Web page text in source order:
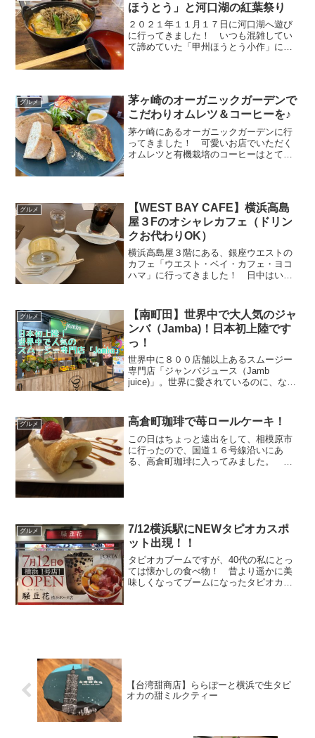
ほうとう」と河口湖の紅葉祭り
２０２１年１１月１７日に河口湖へ遊び
に行ってきました！ いつも混雑してい
て諦めていた「甲州ほうとう小作」に行
グルメ
茅ヶ崎のオーガニックガーデンで
こだわりオムレツ＆コーヒーを♪
茅ケ崎にあるオーガニックガーデンに行
ってきました！ 可愛いお店でいただく
オムレツと有機栽培のコーヒーはとても
グルメ
【WEST BAY CAFE】横浜高島
屋３Fのオシャレカフェ（ドリン
クお代わりOK）
横浜高島屋３階にある、銀座ウエストの
カフェ「ウエスト・ベイ・カフェ・ヨコ
ハマ」に行ってきました！ 日中はいつ
ほど待ちました😅 (adsbygoogle =
window...
グルメ
【南町田】世界中で大人気のジャ
ンバ（Jamba)！日本初上陸です
っ！
世界中に８００店舗以上あるスムージー
専門店「ジャンバジュース（Jamb
juice)」。世界に愛されているのに、なぜ
陸！！おめでとうございます㊗ 日本に
オープンしたのは渋...
グルメ 高倉町珈琲で苺ロールケーキ！
この日はちょっと遠出をして、相模原市
に行ったので、国道１６号線沿いにあ
る、高倉町珈琲に入ってみました。 平
グルメ
7/12横浜駅にNEWタピオカスポ
ット出現！！
タピオカブームですが、40代の私にとっ
ては懐かしの食べ物！ 昔より遥かに美
味しくなってブームになったタピオカミ
【台湾甜商店】ららぽーと横浜で生タピ
オカの甜ミルクティー